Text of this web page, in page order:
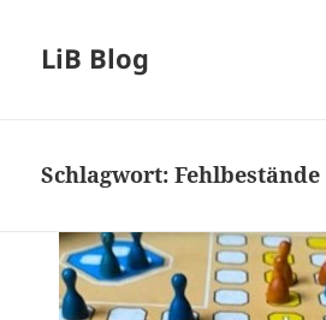
LiB Blog
Schlagwort:Fehlbestände